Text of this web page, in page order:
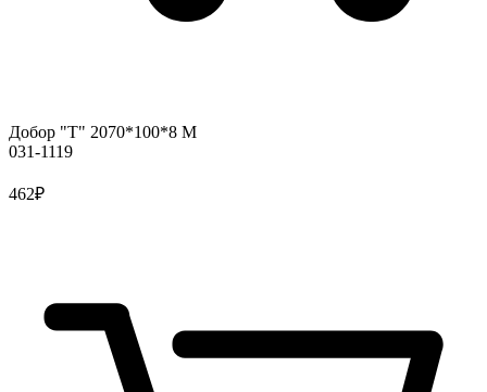
Добор "Т" 2070*100*8 М
031-1119
462₽